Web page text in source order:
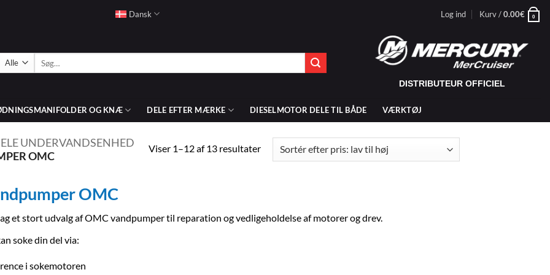
Dansk Log ind Kurv /0.00€ 0
efter:
DISTRIBUTEUR OFFICIEL
OG KNÆ DELE EFTER MÆRKE DIESELMOTOR DELE TIL BÅDE VÆRKTØJ
UNDERVANDSENHED
OMC
Viser 1–12 af 13 resultaterSorteret
OMC
et stort udvalg af OMC vandpumper til reparation og vedligeholdelse af motorer og drev.
soke din del via:
i sokemotoren